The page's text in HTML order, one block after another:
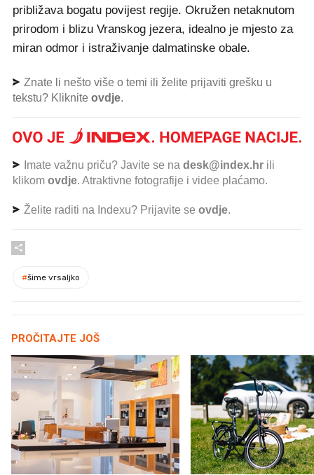
približava bogatu povijest regije. Okružen netaknutom
prirodom i blizu Vranskog jezera, idealno je mjesto za
miran odmor i istraživanje dalmatinske obale.
Znate li nešto više o temi ili želite prijaviti grešku u
tekstu? Kliknite ovdje.
Imate važnu priču? Javite se na desk@index.hr ili
klikom ovdje. Atraktivne fotografije i videe plaćamo.
Želite raditi na Indexu? Prijavite se ovdje.
#šime vrsaljko
PROČITAJTE JOŠ